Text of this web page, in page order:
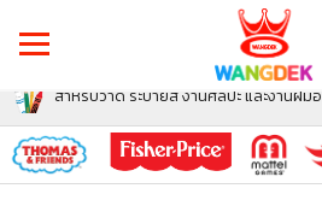
สำหรับวาด ระบายสี งานศิลปะ และงานฝีมือ